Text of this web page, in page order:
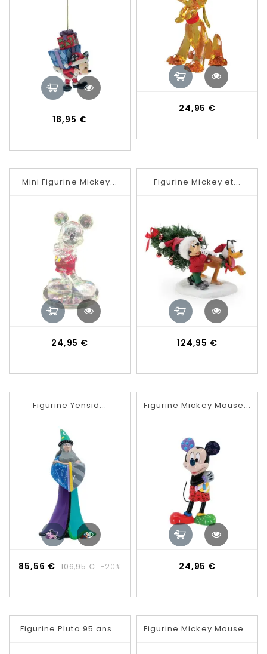
18,95 €Prix
24,95 €
Mini Figurine Mickey...
24,95 €
Figurine Mickey et...
124,95 €
Figurine Yensid...
85,56 € Prix
base
106,95 € Prix
-20%
Figurine Mickey Mouse...
24,95 €
Figurine Pluto 95 ans... Figurine Mickey Mouse...